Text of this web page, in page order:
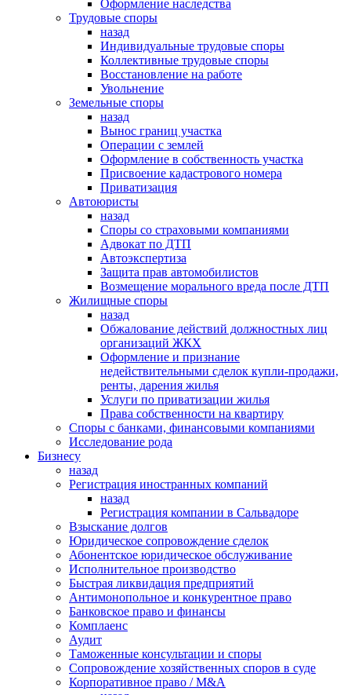
Оформление наследства
Трудовые споры
назад
Индивидуальные трудовые споры
Коллективные трудовые споры
Восстановление на работе
Увольнение
Земельные споры
назад
Вынос границ участка
Операции с землей
Оформление в собственность участка
Присвоение кадастрового номера
Приватизация
Автоюристы
назад
Споры со страховыми компаниями
Адвокат по ДТП
Автоэкспертиза
Защита прав автомобилистов
Возмещение морального вреда после ДТП
Жилищные споры
назад
Обжалование действий должностных лиц
организаций ЖКХ
Оформление и признание
недействительными сделок купли-продажи,
ренты, дарения жилья
Услуги по приватизации жилья
Права собственности на квартиру
Cпоры с банками, финансовыми компаниями
Исследование рода
Бизнесу
назад
Регистрация иностранных компаний
назад
Регистрация компании в Сальвадоре
Взыскание долгов
Юридическое сопровождение сделок
Абонентское юридическое обслуживание
Исполнительное производство
Быстрая ликвидация предприятий
Антимонопольное и конкурентное право
Банковское право и финансы
Комплаенс
Аудит
Таможенные консультации и споры
Сопровождение хозяйственных споров в суде
Корпоративное право / M&A